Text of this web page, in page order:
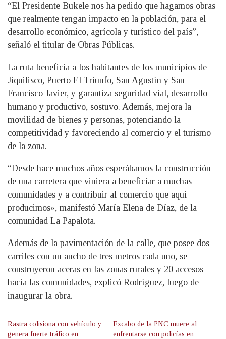
“El Presidente Bukele nos ha pedido que hagamos obras
que realmente tengan impacto en la población, para el
desarrollo económico, agrícola y turístico del país”,
señaló el titular de Obras Públicas.
La ruta beneficia a los habitantes de los municipios de
Jiquilisco, Puerto El Triunfo, San Agustín y San
Francisco Javier, y garantiza seguridad vial, desarrollo
humano y productivo, sostuvo. Además, mejora la
movilidad de bienes y personas, potenciando la
competitividad y favoreciendo al comercio y el turismo
de la zona.
“Desde hace muchos años esperábamos la construcción
de una carretera que viniera a beneficiar a muchas
comunidades y a contribuir al comercio que aquí
producimos», manifestó María Elena de Díaz, de la
comunidad La Papalota.
Además de la pavimentación de la calle, que posee dos
carriles con un ancho de tres metros cada uno, se
construyeron aceras en las zonas rurales y 20 accesos
hacia las comunidades, explicó Rodríguez, luego de
inaugurar la obra.
Rastra colisiona con vehículo y
genera fuerte tráfico en
Excabo de la PNC muere al
enfrentarse con policías en